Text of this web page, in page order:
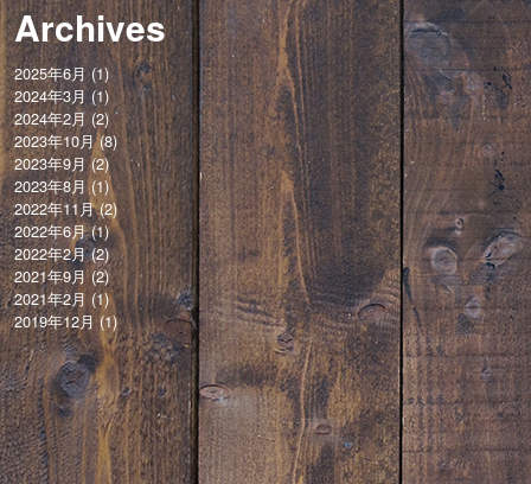
Archives
2025年6月(1)
2024年3月(1)
2024年2月(2)
2023年10月(8)
2023年9月(2)
2023年8月(1)
2022年11月(2)
2022年6月(1)
2022年2月(2)
2021年9月(2)
2021年2月 (1)
2019年12月(1)